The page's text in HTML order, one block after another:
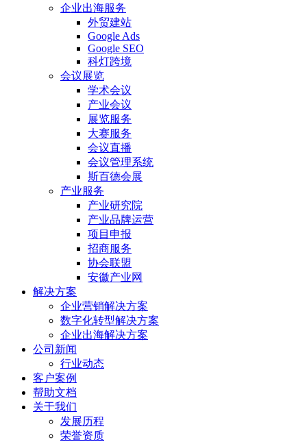
企业出海服务
外贸建站
Google Ads
Google SEO
科灯跨境
会议展览
学术会议
产业会议
展览服务
大赛服务
会议直播
会议管理系统
斯百德会展
产业服务
产业研究院
产业品牌运营
项目申报
招商服务
协会联盟
安徽产业网
解决方案
企业营销解决方案
数字化转型解决方案
企业出海解决方案
公司新闻
行业动态
客户案例
帮助文档
关于我们
发展历程
荣誉资质